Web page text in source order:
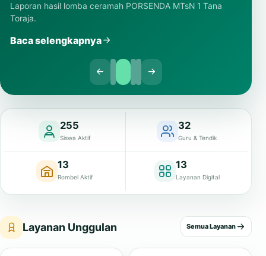
Laporan hasil lomba ceramah PORSENDA MTsN 1 Tana
Toraja.
Baca selengkapnya
255
Siswa Aktif
32
Guru & Tendik
13
Rombel Aktif
13
Layanan Digital
Layanan Unggulan Semua Layanan